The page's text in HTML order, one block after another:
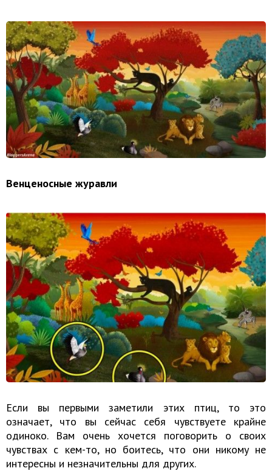
Венценосные журавли
Если вы первыми заметили этих птиц, то это
означает, что вы сейчас себя чувствуете крайне
одиноко. Вам очень хочется поговорить о своих
чувствах с кем-то, но боитесь, что они никому не
интересны и незначительны для других.